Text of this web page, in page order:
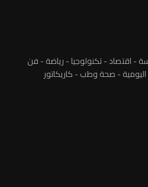
- اقتصاد - تكنولوجيا - رياضة - فن
اليومية - صحة وطب - كاريكاتور